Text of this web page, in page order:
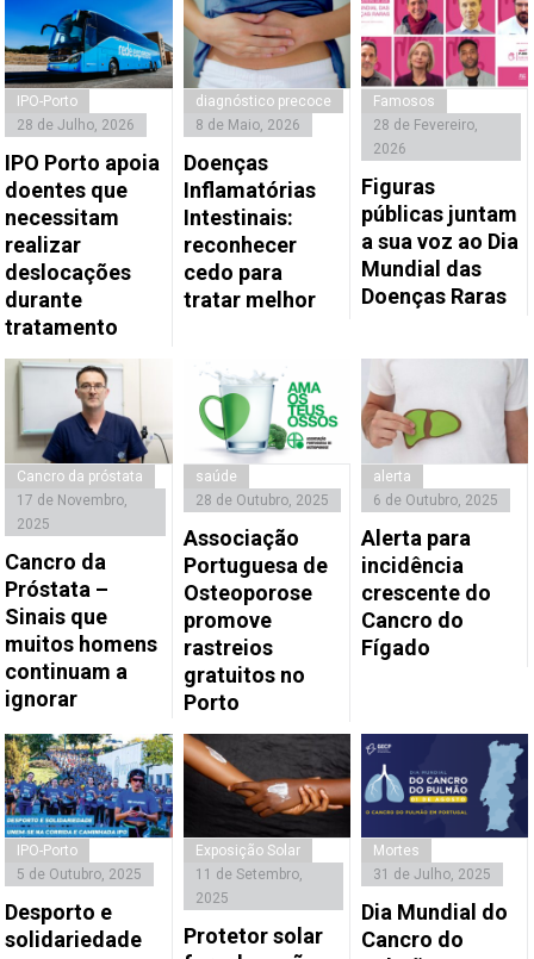
IPO-Porto
28 de Julho, 2026
IPO Porto apoia
doentes que
necessitam
realizar
deslocações
durante
tratamento
diagnóstico precoce
8 de Maio, 2026
Doenças
Inflamatórias
Intestinais:
reconhecer
cedo para
tratar melhor
Famosos
28 de Fevereiro,
2026
Figuras
públicas juntam
a sua voz ao Dia
Mundial das
Doenças Raras
Cancro da próstata
17 de Novembro,
2025
Cancro da
Próstata –
Sinais que
muitos homens
continuam a
ignorar
saúde
28 de Outubro, 2025
Associação
Portuguesa de
Osteoporose
promove
rastreios
gratuitos no
Porto
alerta
6 de Outubro, 2025
Alerta para
incidência
crescente do
Cancro do
Fígado
IPO-Porto
5 de Outubro, 2025
Desporto e
solidariedade
Exposição Solar
11 de Setembro,
2025
Protetor solar
Mortes
31 de Julho, 2025
Dia Mundial do
Cancro do